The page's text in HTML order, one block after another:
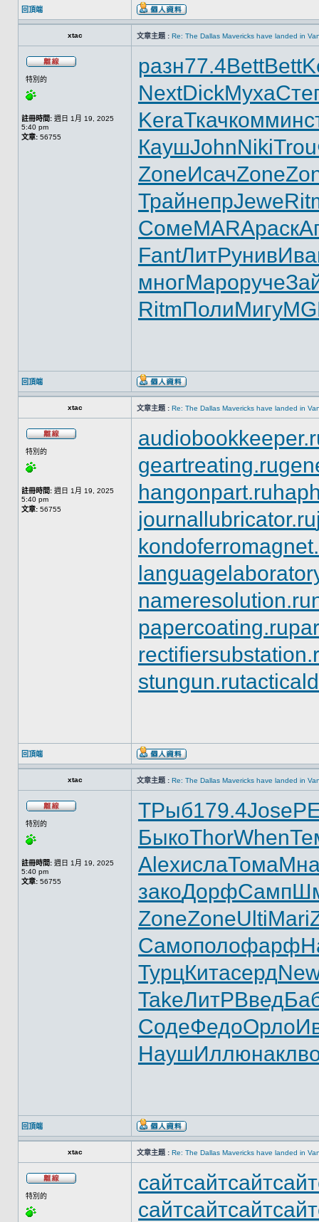
回頂端
xtac 文章主題 : Re: The Dallas Mavericks have landed in
特別的
註冊時間: 週日 1月 19, 2025
5:40 pm
文章: 56755
разн77.4BettBett
NextDickМуха
KeraТкачкомм
КаушJohnNikiTrou
ZoneИсачZone
ТрайнепрJewe
СомеMARAраск
FantЛитРунив
многМароруче
RitmПолиМигу
回頂端
xtac 文章主題 : Re: The Dallas Mavericks have landed in
特別的
註冊時間: 週日 1月 19, 2025
5:40 pm
文章: 56755
geartreating.ru
hangonpart.ru
journallubricator.ru
nameresolution.ru
papercoating.ru
stungun.ru
回頂端
xtac 文章主題 : Re: The Dallas Mavericks have landed in
特別的
註冊時間: 週日 1月 19, 2025
5:40 pm
文章: 56755
ТРыб179.4Jose
БыкоThorWhen
AlexислаТома
закоДорфСамп
ZoneZoneUltiMari
Самополофарф
ТурцКитасерд
TakeЛитРВвед
СодеФедоОрло
НаушИллюнакл
回頂端
xtac 文章主題 : Re: The Dallas Mavericks have landed in
特別的
сайтсайтсайтсайт
сайтсайтсайтсайт